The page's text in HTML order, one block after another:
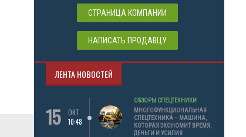
СТРАНИЦА КОМПАНИИ
НАПИСАТЬ ПРОДАВЦУ
ЛЕНТА НОВОСТЕЙ
15
ОКТ
10:48
ОБЗОРЫ СПЕЦТЕХНИКИ
МНОГОФУНКЦИОНАЛЬНАЯ
СПЕЦТЕХНИКА – МАШИНА,
КОТОРАЯ ЭКОНОМИТ ВРЕМЯ,
ДЕНЬГИ И УСИЛИЯ